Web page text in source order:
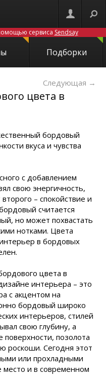
сервиса Sendsay
Подборки
Следующая →
цвета в
бордовый
вкуса и чувства
с добавлением
свою энергичность,
– спокойствие и
считается
но может похвастать
нотками. Цвета
в бордовых
цвета в
интерьера – это
с акцентом на
бордовый широко
интерьеров, стилей
свою глубину, а
поверхности, позолота
роскоши. Сегодня этот
или прохладными
место и в современном